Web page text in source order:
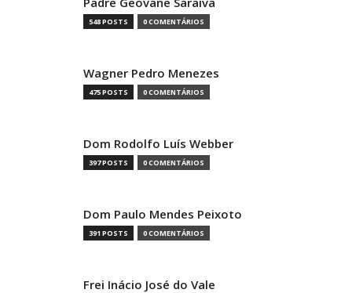
548 POSTS 0 COMENTÁRIOS
Wagner Pedro Menezes
475 POSTS 0 COMENTÁRIOS
Dom Rodolfo Luís Webber
397 POSTS 0 COMENTÁRIOS
Dom Paulo Mendes Peixoto
391 POSTS 0 COMENTÁRIOS
Frei Inácio José do Vale